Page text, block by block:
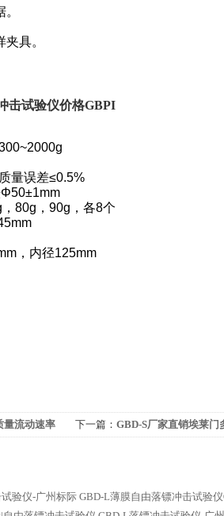
具。
击试验仪价格GBPI
量误差≤0.5%
80g，90g，各8个
，内径125mm
量流动速率
下一篇： GBD-S厂家直销埃莱门
验仪-广州标际 GBD-L薄膜自由落镖冲击试验